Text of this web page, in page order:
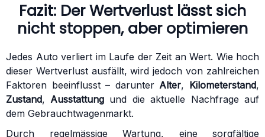
Fazit: Der Wertverlust lässt sich
nicht stoppen, aber optimieren
Jedes Auto verliert im Laufe der Zeit an Wert. Wie hoch
dieser Wertverlust ausfällt, wird jedoch von zahlreichen
Faktoren beeinflusst – darunter Alter, Kilometerstand,
Zustand, Ausstattung und die aktuelle Nachfrage auf
dem Gebrauchtwagenmarkt.
Durch regelmässige Wartung, eine sorgfältige